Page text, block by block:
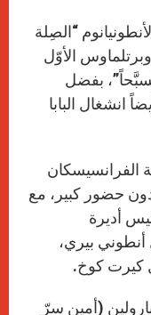
“الصِلة
وبرتلماوس الأوّل
بفضل
انشغال البابا
الفرانسيسكان
حضور كبير، مع
أديرة
بيري،
كيرت كوخ.
بارولين (أمين سرّ